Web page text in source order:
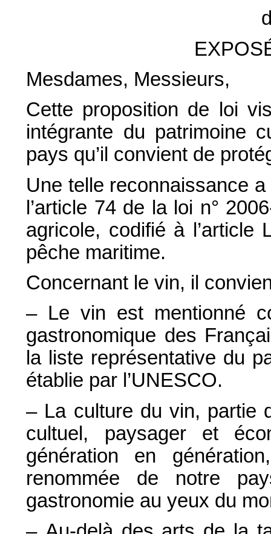
Mesdames, Messieurs,
Cette proposition de loi
intégrante du patrimoine
pays qu’il convient de
Une telle reconnaissance
l’article 74 de la loi n°
agricole, codifié à
pêche maritime.
Concernant le vin, il
– Le vin est mentionné
gastronomique des
la liste représentative du
établie par l’UNESCO.
– La culture du vin, partie
cultuel, paysager et
génération en
renommée de notre
gastronomie au yeux du